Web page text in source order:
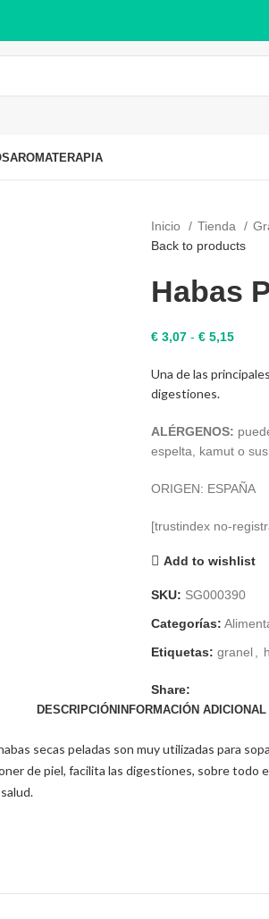
AROMATERAPIA
Inicio Tienda
Back to products
Habas
€ 3,07 - € 5,15Rango
hasta
€ 5,15
Una de las
digestiones.
ALÉRGENOS:
espelta, kamut o
ORIGEN: ESPAÑA
[trustindex no-
Add to wishlist
SKU: SG000390
Categorías:
Etiquetas: granel
Share:
DESCRIPCIÓN INFORMACIÓN ADICIONAL
secas peladas son muy utilizadas para
de piel, facilita las digestiones, sobre